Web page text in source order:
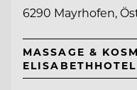
6290 Mayrhofen,
MASSAGE &
ELISABETHHOTEL